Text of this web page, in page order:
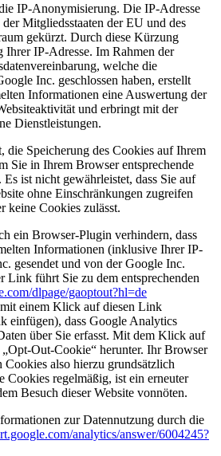
IP-Anonymisierung. Die IP-Adresse
Mitgliedsstaaten der EU und des
gekürzt. Durch diese Kürzung
Ihrer IP-Adresse. Im Rahmen der
welche die
Inc. geschlossen haben, erstellt
Informationen eine Auswertung der
und erbringt mit der
Dienstleistungen.
die Speicherung des Cookies auf Ihrem
Sie in Ihrem Browser entsprechende
ist nicht gewährleistet, dass Sie auf
ohne Einschränkungen zugreifen
keine Cookies zulässt.
ein Browser-Plugin verhindern, dass
Informationen (inklusive Ihrer IP-
gesendet und von der Google Inc.
Link führt Sie zu dem entsprechenden
dlpage/gaoptout?hl=de
einem Klick auf diesen Link
dass Google Analytics
über Sie erfasst. Mit dem Klick auf
Out-Cookie“ herunter. Ihr Browser
Cookies also hierzu grundsätzlich
Cookies regelmäßig, ist ein erneuter
Besuch dieser Website vonnöten.
zur Datennutzung durch die
analytics/answer/6004245?